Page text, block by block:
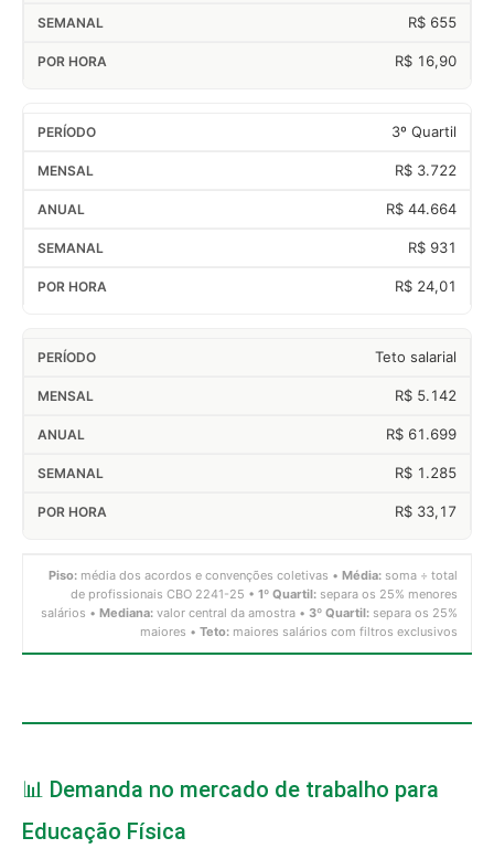
R$ 655
R$ 16,90
3º Quartil
R$ 3.722
R$ 44.664
R$ 931
R$ 24,01
Teto salarial
R$ 5.142
R$ 61.699
R$ 1.285
R$ 33,17
Piso: média dos acordos e convenções coletivas • Média: soma ÷ total
de profissionais CBO 2241-25 • 1º Quartil: separa os 25% menores
salários • Mediana: valor central da amostra • 3º Quartil: separa os 25%
maiores • Teto: maiores salários com filtros exclusivos
📊 Demanda no mercado de trabalho para
Educação Física